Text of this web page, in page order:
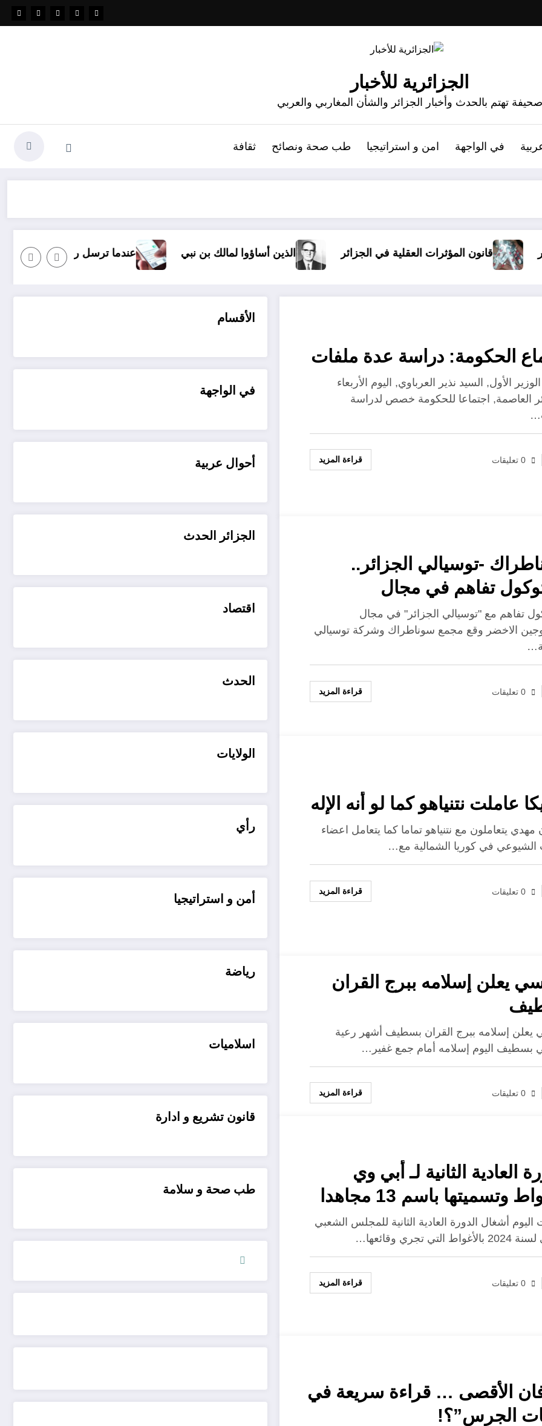
الجزائرية للأخبار
صحيفة تهتم بالحدث وأخبار الجزائر والشأن المغاربي والعربي
في الواجهة امن و استراتيجيا طب صحة ونصائح ثقافة
الذين أساؤوا لمالك بن نبي عندما ترسل رسالة نصية إلى شخص ما وأنت
الحكومة: دراسة عدة ملفات
الأول, السيد نذير العرباوي, اليوم الأربعاء
العاصمة, اجتماعا للحكومة خصص لدراسة
0 تعليقات قراءة المزيد
-توسيالي الجزائر..
بروتوكول تفاهم في مجال
الاخضر
تفاهم مع "توسيالي الجزائر" في مجال
الاخضر وقع مجمع سوناطراك وشركة توسيالي
0 تعليقات قراءة المزيد
عاملت نتنياهو كما لو أنه الإله
يتعاملون مع نتنياهو تماما كما يتعامل اعضاء
الشيوعي في كوريا الشمالية مع…
0 تعليقات قراءة المزيد
يعلن إسلامه ببرج القران
يعلن إسلامه ببرج القران بسطيف أشهر رعية
بسطيف اليوم إسلامه أمام جمع غفير…
0 تعليقات قراءة المزيد
العادية الثانية لـ أبي وي
باسم 13 مجاهدا
اليوم أشغال الدورة العادية الثانية للمجلس الشعبي
التي تجري وقائعها…
0 تعليقات قراءة المزيد
الأقصى … قراءة سريعة في
الجرس”؟!
الأقسام
في الواجهة
أحوال عربية
الجزائر الحدث
اقتصاد
الحدث
الولايات
رأي
أمن و استراتيجيا
رياضة
اسلاميات
قانون تشريع و ادارة
طب صحة و سلامة